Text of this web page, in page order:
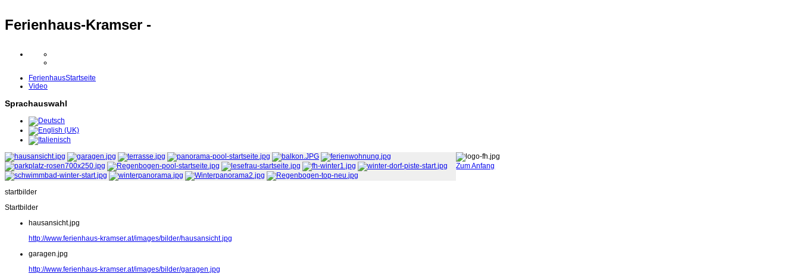
Ferienhaus-Kramser -
FerienhausStartseite
Video
Sprachauswahl
startbilder
Startbilder
hausansicht.jpg
http://www.ferienhaus-kramser.at/images/bilder/hausansicht.jpg
garagen.jpg
http://www.ferienhaus-kramser.at/images/bilder/garagen.jpg
Zum Anfang